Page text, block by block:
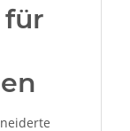
für